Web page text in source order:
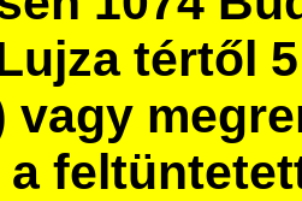
tértől
vagy